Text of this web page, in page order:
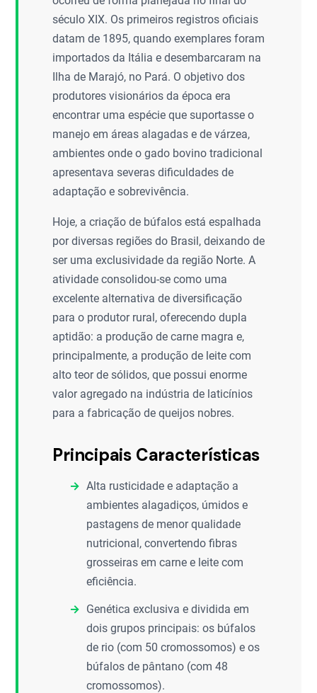
século XIX. Os primeiros registros oficiais
datam de 1895, quando exemplares foram
importados da Itália e desembarcaram na
Ilha de Marajó, no Pará. O objetivo dos
produtores visionários da época era
encontrar uma espécie que suportasse o
manejo em áreas alagadas e de várzea,
ambientes onde o gado bovino tradicional
apresentava severas dificuldades de
adaptação e sobrevivência.
Hoje, a criação de búfalos está espalhada
por diversas regiões do Brasil, deixando de
ser uma exclusividade da região Norte. A
atividade consolidou-se como uma
excelente alternativa de diversificação
para o produtor rural, oferecendo dupla
aptidão: a produção de carne magra e,
principalmente, a produção de leite com
alto teor de sólidos, que possui enorme
valor agregado na indústria de laticínios
para a fabricação de queijos nobres.
Principais Características
Alta rusticidade e adaptação a
ambientes alagadiços, úmidos e
pastagens de menor qualidade
nutricional, convertendo fibras
grosseiras em carne e leite com
eficiência.
Genética exclusiva e dividida em
dois grupos principais: os búfalos
de rio (com 50 cromossomos) e os
búfalos de pântano (com 48
cromossomos).